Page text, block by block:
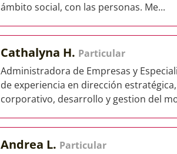
ámbito social, con las personas. Me...
Cathalyna H. Particular
Administradora de Empresas y
de experiencia en dirección
corporativo, desarrollo y gestion del
Andrea L. Particular